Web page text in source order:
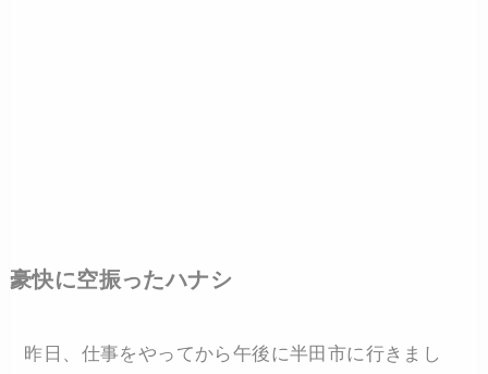
豪快に空振ったハナシ
昨日、仕事をやってから午後に半田市に行きまし